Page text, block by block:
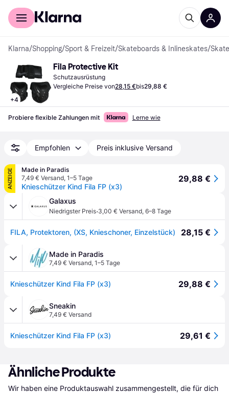
Für Shopper
Klarna/Shopping/Sport & Freizeit/Skateboards & Inlineskates/
+4
Fila Protective Kit
Schutzausrüstung
Vergleiche Preise von28,15 €bis29,88 €
Probiere flexible Zahlungen mit Lerne wie
Empfohlen Preis inklusive Versand
ANZEIGE
Made in Paradis
7,49 € Versand, 1–5 Tage
Knieschützer Kind Fila FP (x3)
29,88 €
Galaxus
Niedrigster Preis·3,00 € Versand, 6–8 Tage
FILA, Protektoren, (XS, Knieschoner, Einzelstück) 28,15 €
Made in Paradis
7,49 € Versand, 1–5 Tage
Knieschützer Kind Fila FP (x3) 29,88 €
Sneakin
7,49 € Versand
Knieschützer Kind Fila FP (x3) 29,61 €
Ähnliche Produkte
Wir haben eine Produktauswahl zusammengestellt, die für dich